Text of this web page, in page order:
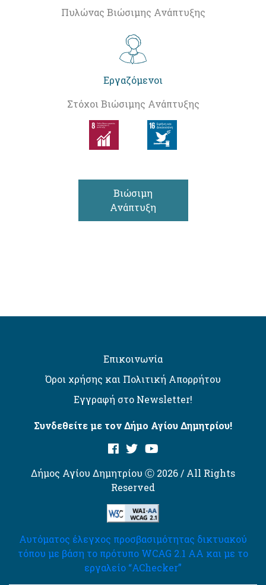
Πυλώνας Βιώσιμης Ανάπτυξης
Εργαζόμενοι
Στόχοι Βιώσιμης Ανάπτυξης
Βιώσιμη
Ανάπτυξη
Επικοινωνία
Όροι χρήσης και Πολιτική Απορρήτου
Εγγραφή στο Newsletter!
Συνδεθείτε με τον Δήμο Αγίου Δημητρίου!
Δήμος Αγίου Δημητρίου Ⓒ 2026 / All Rights
Reserved
Αυτόματος έλεγχος προσβασιμότητας δικτυακού
τόπου με βάση το πρότυπο WCAG 2.1 AA και με το
εργαλείο “AChecker”